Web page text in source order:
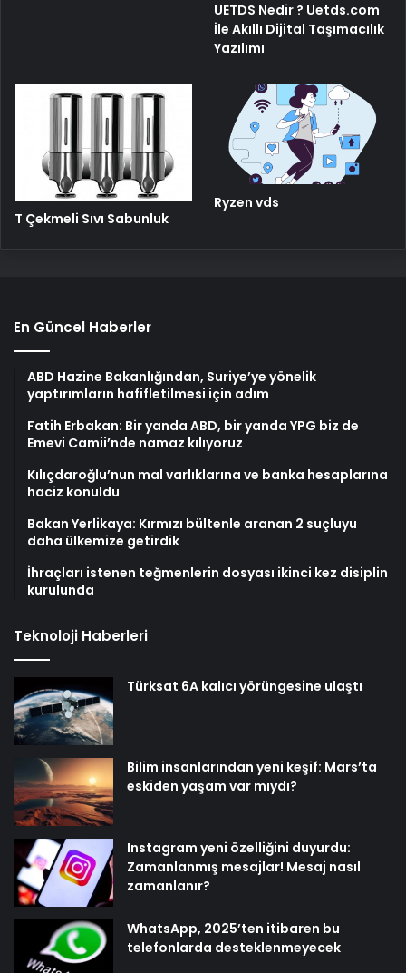
UETDS Nedir ? Uetds.com
İle Akıllı Dijital Taşımacılık
Yazılımı
T Çekmeli Sıvı Sabunluk
Ryzen vds
En Güncel Haberler
ABD Hazine Bakanlığından, Suriye’ye yönelik
yaptırımların hafifletilmesi için adım
Fatih Erbakan: Bir yanda ABD, bir yanda YPG biz de
Emevi Camii’nde namaz kılıyoruz
Kılıçdaroğlu’nun mal varlıklarına ve banka hesaplarına
haciz konuldu
Bakan Yerlikaya: Kırmızı bültenle aranan 2 suçluyu
daha ülkemize getirdik
İhraçları istenen teğmenlerin dosyası ikinci kez disiplin
kurulunda
Teknoloji Haberleri
Türksat 6A kalıcı yörüngesine ulaştı
Bilim insanlarından yeni keşif: Mars’ta
eskiden yaşam var mıydı?
Instagram yeni özelliğini duyurdu:
Zamanlanmış mesajlar! Mesaj nasıl
zamanlanır?
WhatsApp, 2025’ten itibaren bu
telefonlarda desteklenmeyecek